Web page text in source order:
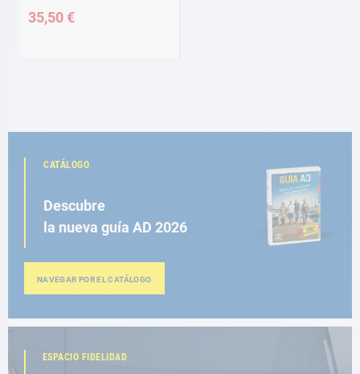
35,50 €
CATÁLOGO
Descubre
la nueva guía AD 2026
NAVEGAR POR EL CATÁLOGO
ESPACIO FIDELIDAD